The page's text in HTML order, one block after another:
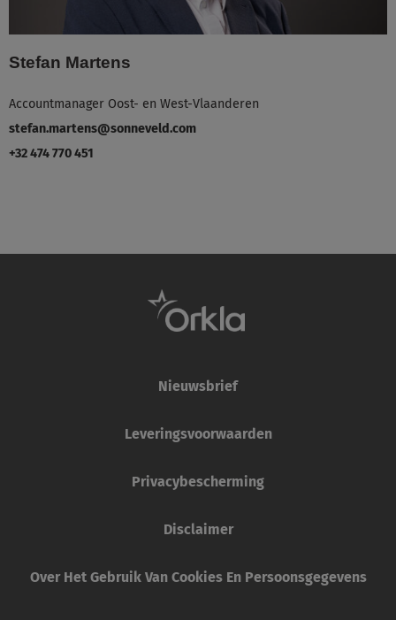
Stefan Martens
Accountmanager Oost- en West-Vlaanderen
stefan.martens@sonneveld.com
+32 474 770 451
Nieuwsbrief
Leveringsvoorwaarden
Privacybescherming
Disclaimer
Over Het Gebruik Van Cookies En Persoonsgegevens